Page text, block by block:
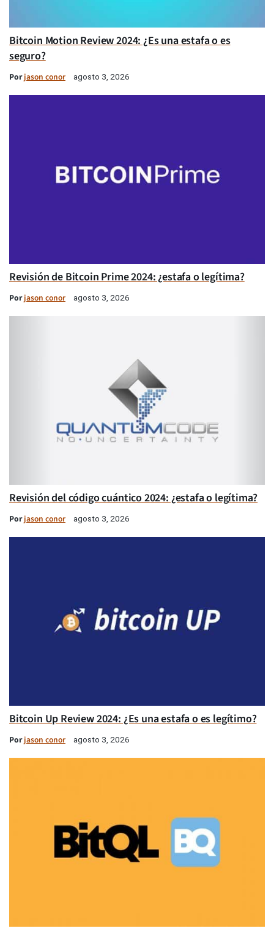
Bitcoin Motion Review 2024: ¿Es una estafa o es
seguro?
Porjason conor agosto 3, 2026
Revisión de Bitcoin Prime 2024: ¿estafa o legítima?
Porjason conor agosto 3, 2026
Revisión del código cuántico 2024: ¿estafa o legítima?
Porjason conor agosto 3, 2026
Bitcoin Up Review 2024: ¿Es una estafa o es legítimo?
Porjason conor agosto 3, 2026